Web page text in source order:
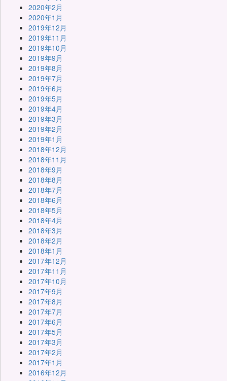
2020年2月
2020年1月
2019年12月
2019年11月
2019年10月
2019年9月
2019年8月
2019年7月
2019年6月
2019年5月
2019年4月
2019年3月
2019年2月
2019年1月
2018年12月
2018年11月
2018年9月
2018年8月
2018年7月
2018年6月
2018年5月
2018年4月
2018年3月
2018年2月
2018年1月
2017年12月
2017年11月
2017年10月
2017年9月
2017年8月
2017年7月
2017年6月
2017年5月
2017年3月
2017年2月
2017年1月
2016年12月